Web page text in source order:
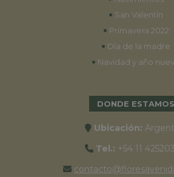
• San Valentín
• Primavera 2022
• Día de la madre
• Navidad y año
DONDE ESTAMOS
Ubicación:
Tel.: +54 11